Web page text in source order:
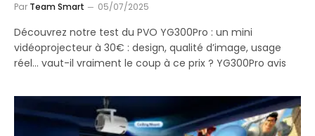
Par Team Smart 05/07/2025
Découvrez notre test du PVO YG300Pro : un mini
vidéoprojecteur à 30€ : design, qualité d’image, usage
réel… vaut-il vraiment le coup à ce prix ? YG300Pro avis